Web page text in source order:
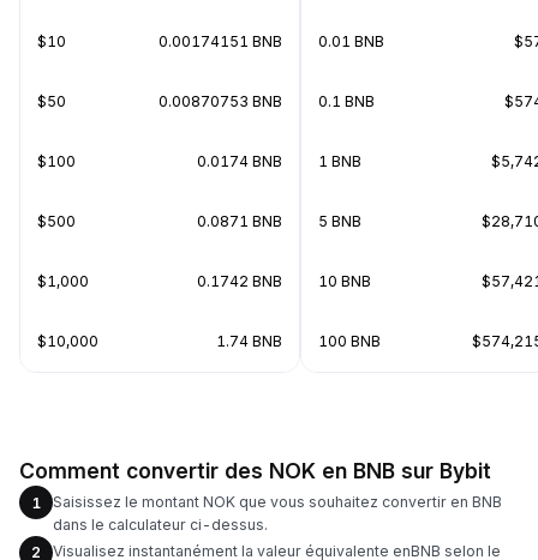
$10 0.00174151 BNB
$50 0.00870753 BNB
$100 0.0174 BNB
$500 0.0871 BNB
$1,000 0.1742 BNB
$10,000 1.74 BNB
0.01 BNB
0.1 BNB
1 BNB
5 BNB
10 BNB
100 BNB
Comment convertir des NOK en BNB sur Bybit
1
Saisissez le montant NOK que vous souhaitez convertir en BNB
dans le calculateur ci-dessus.
2
Visualisez instantanément la valeur équivalente enBNB selon le